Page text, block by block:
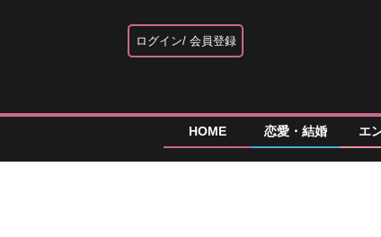
ログイン 会員登録
HOME 恋愛・結婚 エ